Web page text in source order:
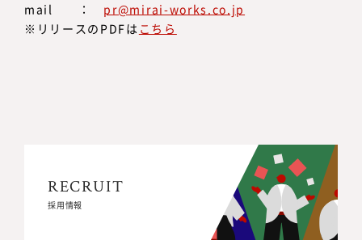
mail ： pr@mirai-works.co.jp
※リリースのPDFは こちら
RECRUIT
採用情報
RECRUIT
採用情報